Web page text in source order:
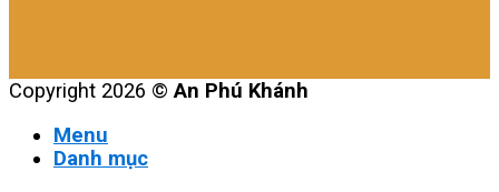
Copyright 2026 ©An Phú Khánh
Menu
Danh mục